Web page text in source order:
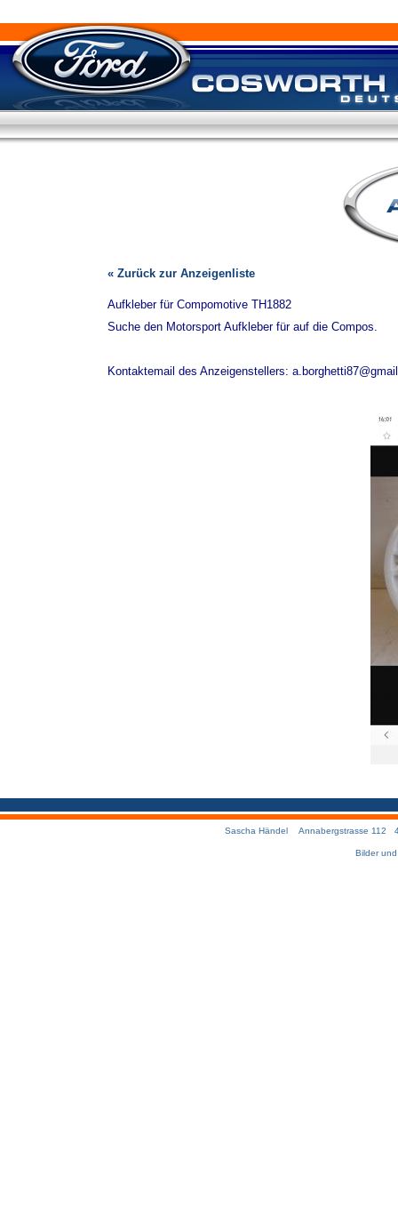
« Zurück zur Anzeigenliste
Aufkleber für Compomotive TH1882
Suche den Motorsport Aufkleber für auf die Compos.
Kontaktemail des Anzeigenstellers:
Sascha Händel Annabergstrasse 112
Bilder